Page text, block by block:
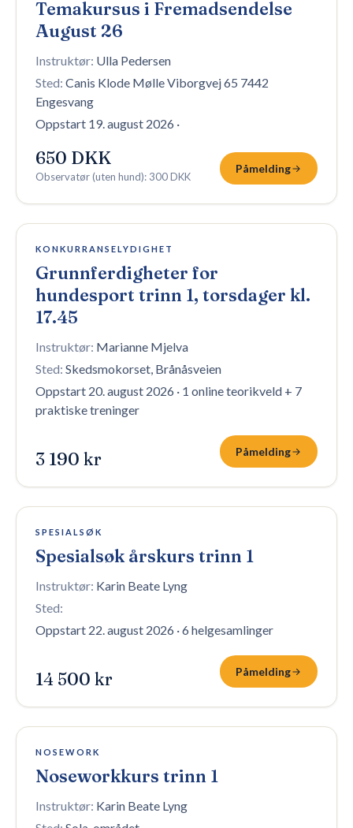
Temakursus i Fremadsendelse
August 26
Instruktør: Ulla Pedersen
Sted: Canis Klode Mølle Viborgvej 65 7442
Engesvang
Oppstart 19. august 2026 ·
650 DKK
Observatør (uten hund): 300 DKK
Påmelding
2 plasser igjen
KONKURRANSELYDIGHET
Grunnferdigheter for
hundesport trinn 1, torsdager kl.
17.45
Instruktør: Marianne Mjelva
Sted: Skedsmokorset, Brånåsveien
Oppstart 20. august 2026 · 1 online teorikveld + 7
praktiske treninger
3 190 kr Påmelding
19 plasser igjen
SPESIALSØK
Spesialsøk årskurs trinn 1
Instruktør: Karin Beate Lyng
Sted:
Oppstart 22. august 2026 ·6 helgesamlinger
14 500 kr Påmelding
10 plasser igjen
NOSEWORK
Noseworkkurs trinn 1
Instruktør: Karin Beate Lyng